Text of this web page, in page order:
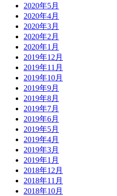
2020年5月
2020年4月
2020年3月
2020年2月
2020年1月
2019年12月
2019年11月
2019年10月
2019年9月
2019年8月
2019年7月
2019年6月
2019年5月
2019年4月
2019年3月
2019年1月
2018年12月
2018年11月
2018年10月